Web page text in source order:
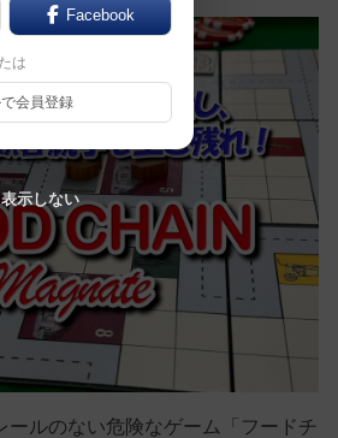
ールのない危険なゲーム「フードチ
Facebook
は
会員登録
示しない